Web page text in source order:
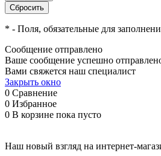
* - Поля, обязательные для
Сообщение отправлено
Ваше сообщение успешно
Вами свяжется наш специалист
Закрыть окно
0 Сравнение
0 Избранное
0 В корзине пока пусто
Наш новый взгляд на интернет-